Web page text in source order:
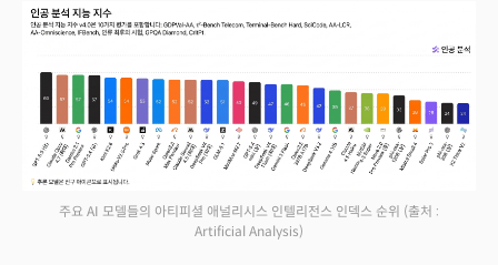
주요 AI 모델들의 아티피셜 애널리시스 인텔리전스 인덱스 순위 (출처 :
Artificial Analysis)